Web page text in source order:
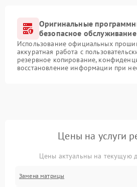
Оригинальные
безопасное
Использование официальных
аккуратная работа с
резервное копирование,
восстановление информации при
Цены на услуги
Цены актуальны на текущую
Замена матрицы